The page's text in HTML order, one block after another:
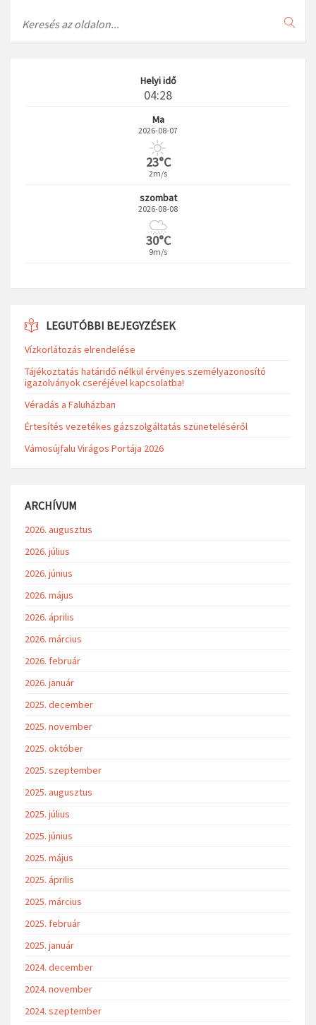
Helyi idő
04:28
Ma
2026-08-07
23°C
2m/s
szombat
2026-08-08
30°C
9m/s
LEGUTÓBBI BEJEGYZÉSEK
Vízkorlátozás elrendelése
Tájékoztatás határidő nélkül érvényes személyazonosító
igazolványok cseréjével kapcsolatba!
Véradás a Faluházban
Értesítés vezetékes gázszolgáltatás szüneteléséről
Vámosújfalu Virágos Portája 2026
ARCHÍVUM
2026. augusztus
2026. július
2026. június
2026. május
2026. április
2026. március
2026. február
2026. január
2025. december
2025. november
2025. október
2025. szeptember
2025. augusztus
2025. július
2025. június
2025. május
2025. április
2025. március
2025. február
2025. január
2024. december
2024. november
2024. szeptember